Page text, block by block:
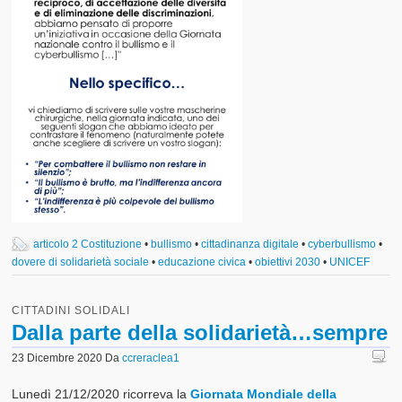
articolo 2 Costituzione • bullismo •cittadinanza digitale •cyberbullismo •
dovere di solidarietà sociale •educazione civica •obiettivi 2030 • UNICEF
CITTADINI SOLIDALI
Dalla parte della solidarietà…sempre
23 Dicembre 2020 Daccreraclea1
Lunedì 21/12/2020 ricorreva laGiornata Mondiale della